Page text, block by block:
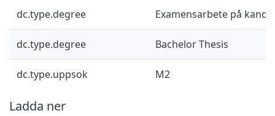
dc.type.degree Examensarbete på
dc.type.degree Bachelor Thesis
dc.type.uppsok M2
Ladda ner